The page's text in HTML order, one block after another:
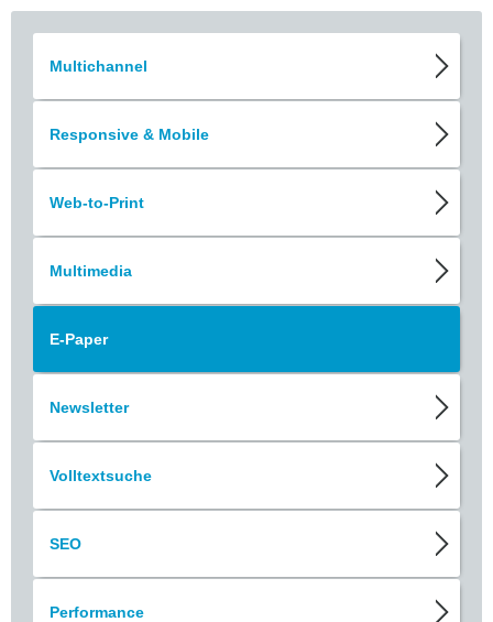
Multichannel
Responsive & Mobile
Web-to-Print
Multimedia
E-Paper
Newsletter
Volltextsuche
SEO
Performance